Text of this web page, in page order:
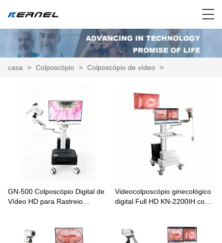
casa > Colposcópio > Colposcópio de vídeo >
GN-500 Colposcópio Digital de
Vídeo HD para Rastreio
Videocolposcópio ginecológico
digital Full HD KN-2200IH com